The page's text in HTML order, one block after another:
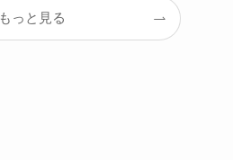
もっと見る